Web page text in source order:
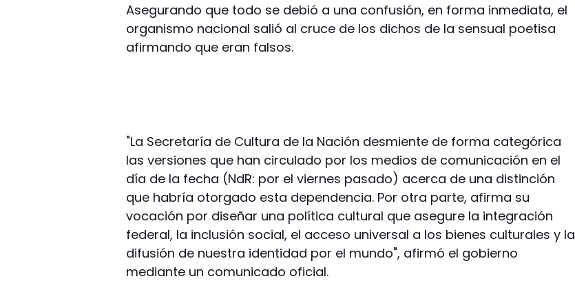
Asegurando que todo se debió a una confusión, en forma inmediata, el
organismo nacional salió al cruce de los dichos de la sensual poetisa
afirmando que eran falsos.
"La Secretaría de Cultura de la Nación desmiente de forma categórica
las versiones que han circulado por los medios de comunicación en el
día de la fecha (NdR: por el viernes pasado) acerca de una distinción
que habría otorgado esta dependencia. Por otra parte, afirma su
vocación por diseñar una política cultural que asegure la integración
federal, la inclusión social, el acceso universal a los bienes culturales y la
difusión de nuestra identidad por el mundo", afirmó el gobierno
mediante un comunicado oficial.